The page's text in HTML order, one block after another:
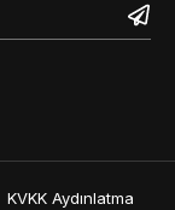
KVKK Aydınlatma